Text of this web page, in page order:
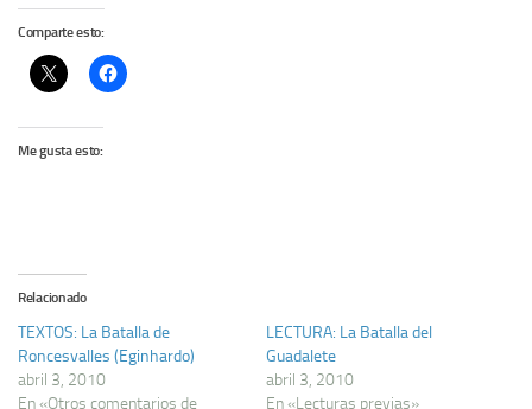
Comparte esto:
Me gusta esto:
Relacionado
TEXTOS: La Batalla de
Roncesvalles (Eginhardo)
abril 3, 2010
En «Otros comentarios de
LECTURA: La Batalla del
Guadalete
abril 3, 2010
En «Lecturas previas»